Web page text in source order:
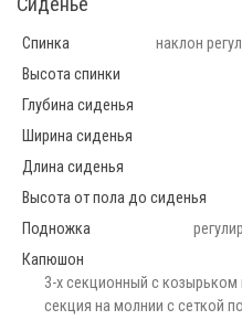
Спинка
наклон
Высота спинки
Глубина сиденья
Ширина сиденья
Длина сиденья
Высота от пола до сиденья
Подножка
Капюшон
3-х секционный с
секция на молнии с сеткой